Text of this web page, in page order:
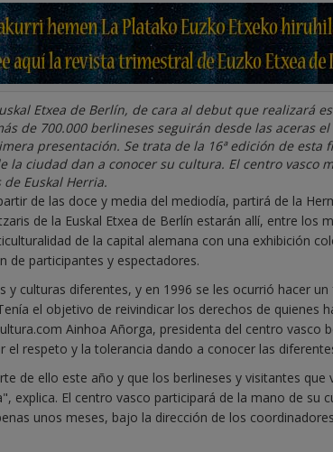
Etxea de Berlín, de cara al debut que realizará
de 700.000 berlineses seguirán desde las aceras
presentación. Se trata de la 16ª edición de esta
la ciudad dan a conocer su cultura. El centro vasco
Euskal Herria.
de las doce y media del mediodía, partirá de la
de la Euskal Etxea de Berlín estarán allí, entre los
de la capital alemana con una exhibición
de participantes y espectadores.
y culturas diferentes, y en 1996 se les ocurrió hacer
el objetivo de reivindicar los derechos de quienes
Ainhoa Añorga, presidenta del centro vasco
respeto y la tolerancia dando a conocer las
de ello este año y que los berlineses y visitantes que
explica. El centro vasco participará de la mano de su
unos meses, bajo la dirección de los